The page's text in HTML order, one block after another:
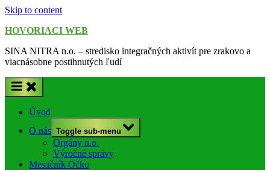
Skip to content
HOVORIACI WEB
SINA NITRA n.o. – stredisko integračných aktivít pre zrakovo a
viacnásobne postihnutých ľudí
Úvod
O nás Toggle sub-menu
Orgány n.o.
Výročné správy
Mesačník Očko